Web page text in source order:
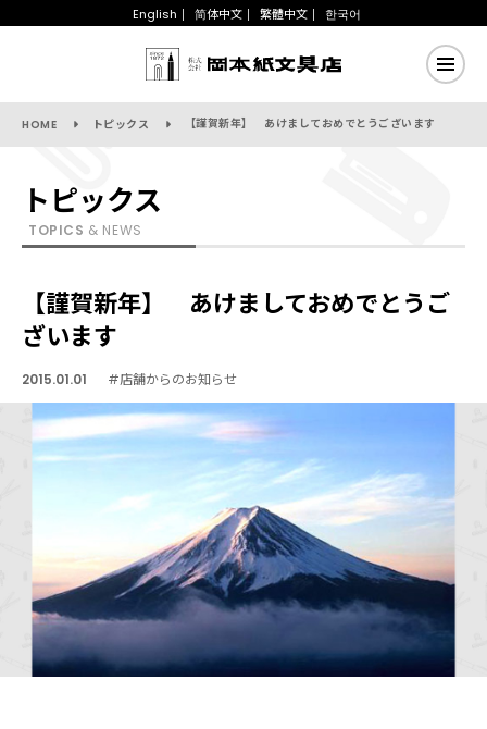
English 简体中文 繁體中文 한국어
HOME トピックス 【謹賀新年】 あけましておめでとうございます
トピックス
TOPICS & NEWS
【謹賀新年】 あけましておめでとうご
ざいます
2015.01.01 #店舗からのお知らせ